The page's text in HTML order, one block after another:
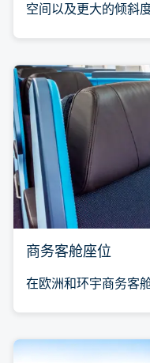
空间以及更大的倾斜度
商务客舱座位
在欧洲和环宇商务客